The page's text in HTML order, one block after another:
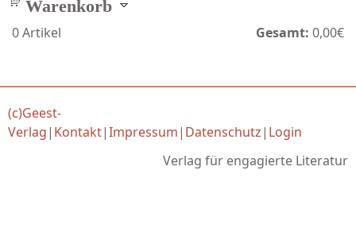
Warenkorb
0Artikel Gesamt: 0,00€
(c)Geest-
Verlag| Kontakt|Impressum| Datenschutz| Login
Verlag für engagierte Literatur